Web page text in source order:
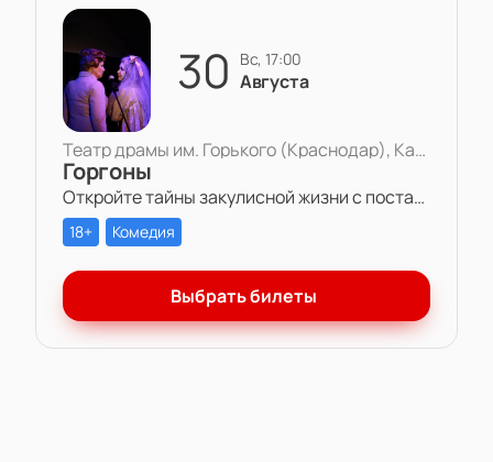
30 вс, 17:00
Августа
Театр драмы им. Горького (Краснодар), Камерная сцена
Горгоны
Откройте тайны закулисной жизни с постановкой «Горгоны» в Театре драмы им. Горького. Две актрисы, одна роль и многолетняя вражда – станьте свидетелем захватывающей игры амбиций и чувств на театральной сцене.
18+ Комедия
Выбрать билеты